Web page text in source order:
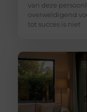
van deze
overweldigend
tot succes is niet